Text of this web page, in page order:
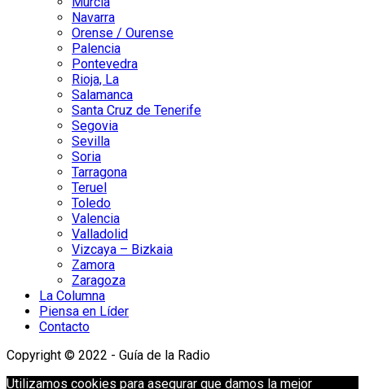
Navarra
Orense / Ourense
Palencia
Pontevedra
Rioja, La
Salamanca
Santa Cruz de Tenerife
Segovia
Sevilla
Soria
Tarragona
Teruel
Toledo
Valencia
Valladolid
Vizcaya – Bizkaia
Zamora
Zaragoza
La Columna
Piensa en Líder
Contacto
Copyright © 2022 - Guía de la Radio
Utilizamos cookies para asegurar que damos la mejor